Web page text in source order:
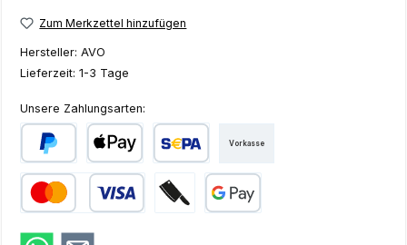
Zum Merkzettel hinzufügen
Hersteller: AVO
Lieferzeit: 1-3 Tage
Unsere Zahlungsarten:
PayPal Apple Pay SEPA Lastschrift
Vorkasse